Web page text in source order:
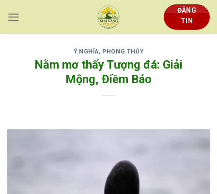
content
ĐĂNG
TIN
Ý NGHĨA, PHONG THỦY
Nằm mơ thấy Tượng đá: Giải
Mộng, Điềm Báo